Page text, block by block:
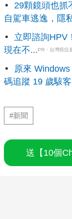
29顆鏡頭也抓
自駕車逃逸，隱
立即諮詢HPV
現在不...PR・台灣癌症
原來
碼追蹤 19 歲駭
#新聞
送【10個